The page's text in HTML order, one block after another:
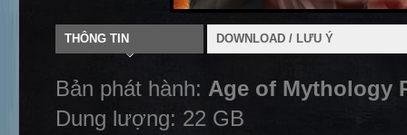
THÔNG TIN DOWNLOAD / LƯU Ý
Bản phát hành: Age of Mythology
Dung lượng: 22 GB